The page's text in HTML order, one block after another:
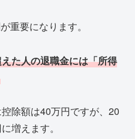
重要になります。
た人の退職金には「所得
除額は40万円ですが、20
増えます。